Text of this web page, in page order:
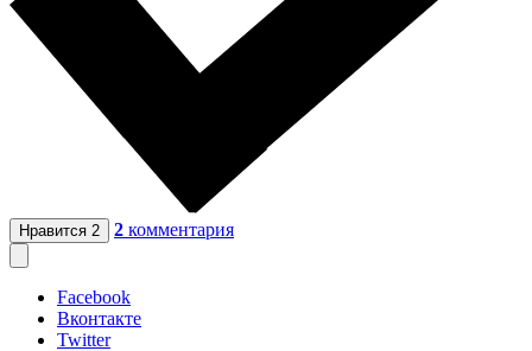
Нравится 2 2 комментария
Facebook
Вконтакте
Twitter